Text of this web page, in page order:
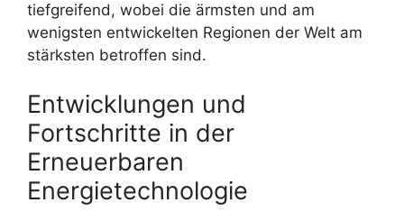
tiefgreifend, wobei die ärmsten und am
wenigsten entwickelten Regionen der Welt am
stärksten betroffen sind.
Entwicklungen und
Fortschritte in der
Erneuerbaren
Energietechnologie